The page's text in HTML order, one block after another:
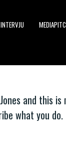
INTERVJU
and this
what you do.